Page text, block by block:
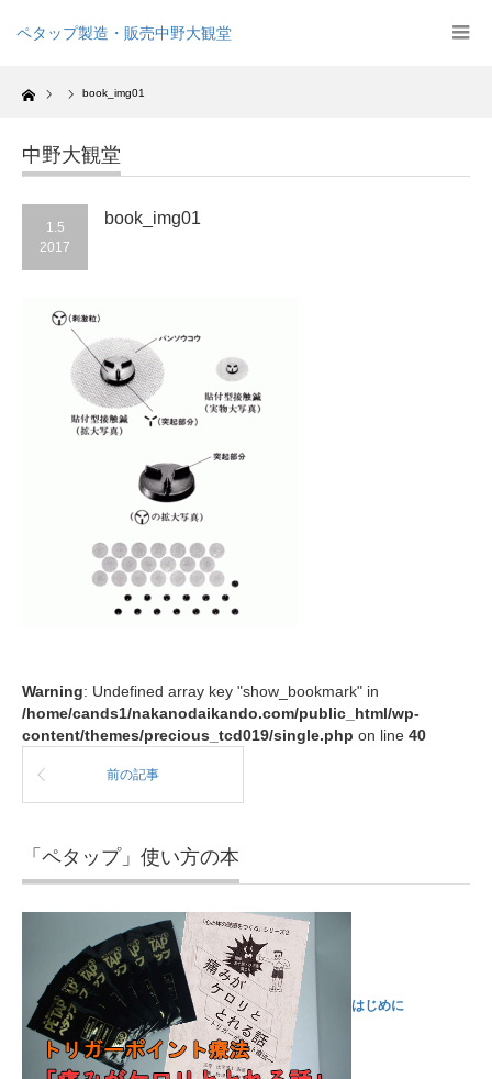
ペタップ製造・販売中野大観堂
Home book_img01
中野大観堂
1.5
2017
book_img01
Warning: Undefined array key "show_bookmark" in
/home/cands1/nakanodaikando.com/public_html/wp-
content/themes/precious_tcd019/single.php on line 40
前の記事
「ペタップ」使い方の本
はじめに